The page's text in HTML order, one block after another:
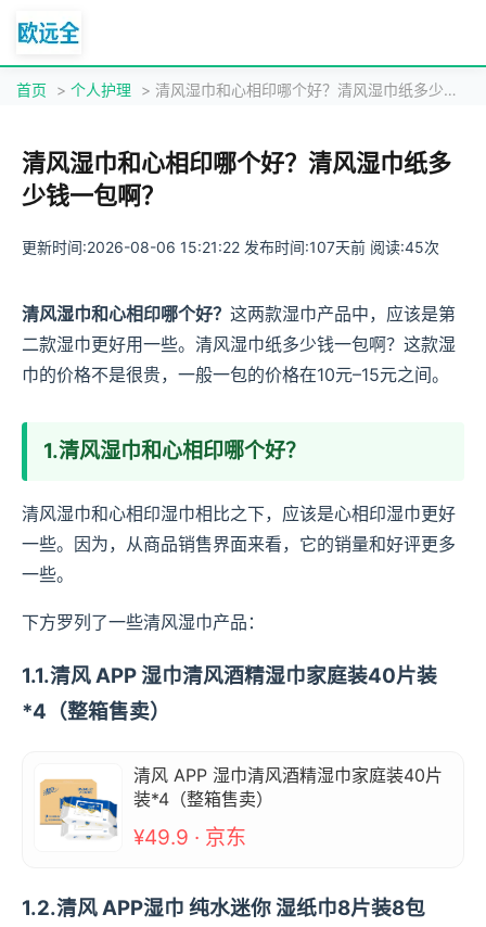
首页 > 个人护理 > 清风湿巾和心相印哪个好？清风湿巾纸多少钱一包啊？
清风湿巾和心相印哪个好？清风湿巾纸多
少钱一包啊？
更新时间:2026-08-06 15:21:22 发布时间:107天前 阅读:45次
清风湿巾和心相印哪个好？ 这两款湿巾产品中，应该是第
二款湿巾更好用一些。清风湿巾纸多少钱一包啊？这款湿
巾的价格不是很贵，一般一包的价格在10元–15元之间。
1.清风湿巾和心相印哪个好？
清风湿巾和心相印湿巾相比之下，应该是心相印湿巾更好
一些。因为，从商品销售界面来看，它的销量和好评更多
一些。
下方罗列了一些清风湿巾产品：
1.1.清风 APP 湿巾清风酒精湿巾家庭装40片装
*4（整箱售卖）
清风 APP 湿巾清风酒精湿巾家庭装40片
装*4（整箱售卖）
¥49.9 · 京东
1.2.清风 APP湿巾 纯水迷你 湿纸巾8片装8包